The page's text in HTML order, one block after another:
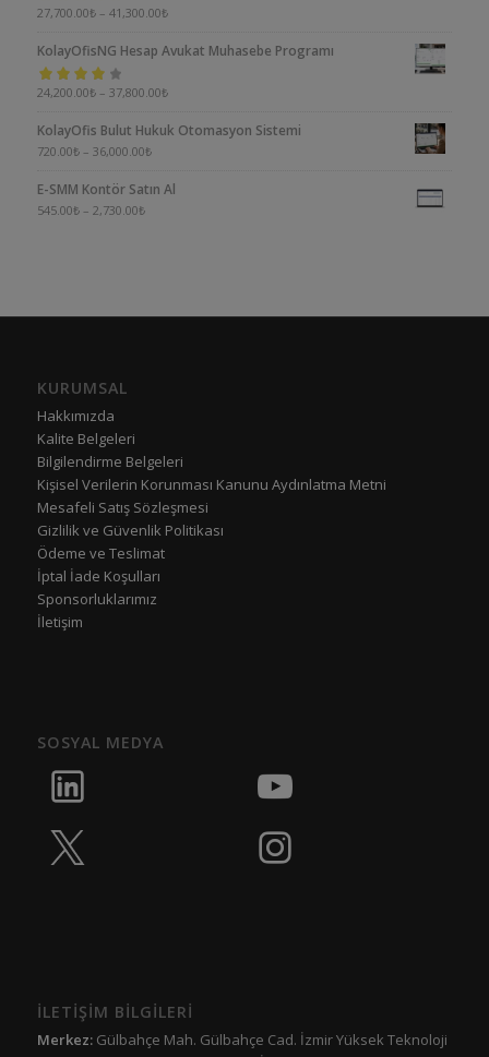
5 üzerinden
27,700.00₺ – 41,300.00₺
KolayOfisNG Hesap Avukat Muhasebe Programı
5
4.00oy aldı
24,200.00₺ – 37,800.00₺
KolayOfis Bulut Hukuk Otomasyon Sistemi
720.00₺ – 36,000.00₺
E-SMM Kontör Satın Al
545.00₺ – 2,730.00₺
KURUMSAL
Hakkımızda
Kalite Belgeleri
Bilgilendirme Belgeleri
Kişisel Verilerin Korunması Kanunu Aydınlatma Metni
Mesafeli Satış Sözleşmesi
Gizlilik ve Güvenlik Politikası
Ödeme ve Teslimat
İptal İade Koşulları
Sponsorluklarımız
İletişim
SOSYAL MEDYA
İLETİŞİM BİLGİLERİ
Merkez:Gülbahçe Mah. Gülbahçe Cad. İzmir Yüksek Teknoloji